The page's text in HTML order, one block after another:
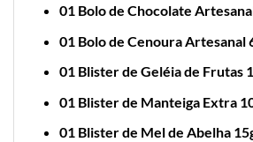
01 Bolo de Chocolate
01 Bolo de Cenoura Artesanal
01 Blister de Geléia de Frutas
01 Blister de Manteiga Extra
01 Blister de Mel de Abelha